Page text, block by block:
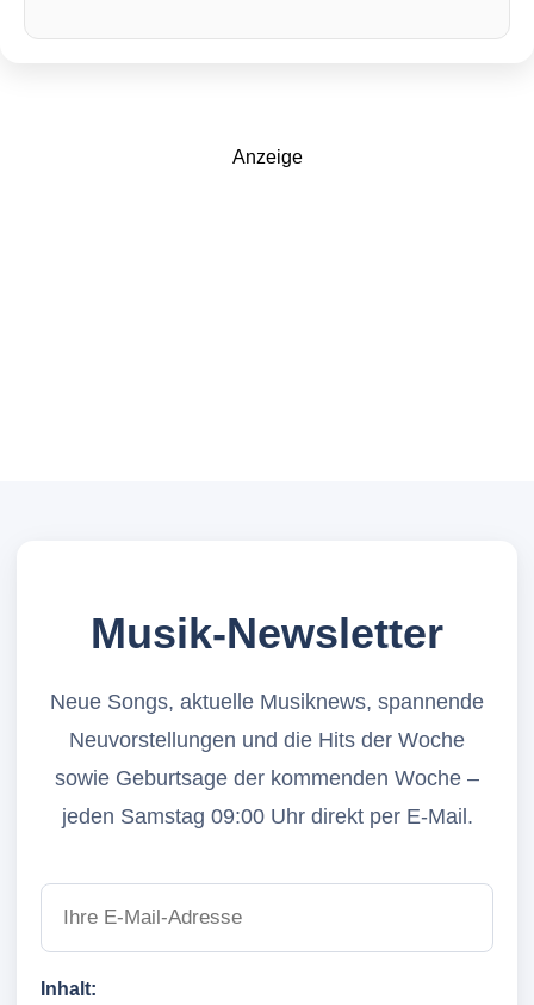
Anzeige
Musik-Newsletter
Neue Songs, aktuelle Musiknews, spannende
Neuvorstellungen und die Hits der Woche
sowie Geburtsage der kommenden Woche –
jeden Samstag 09:00 Uhr direkt per E-Mail.
Inhalt: